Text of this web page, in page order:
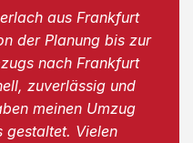
aus Frankfurt
der Planung bis zur
nach Frankfurt
zuverlässig und
meinen Umzug
gestaltet. Vielen